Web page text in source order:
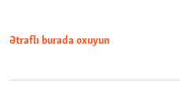
Ətraflı burada oxuyun